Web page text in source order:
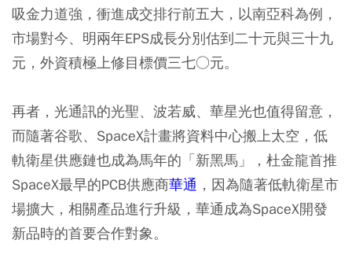
吸金力道強，衝進成交排行前五大，以南亞科為例，
市場對今、明兩年EPS成長分別估到二十元與三十九
元，外資積極上修目標價三七○元。
再者，光通訊的光聖、波若威、華星光也值得留意，
而隨著谷歌、SpaceX計畫將資料中心搬上太空，低
軌衛星供應鏈也成為馬年的「新黑馬」，杜金龍首推
SpaceX最早的PCB供應商華通 ，因為隨著低軌衛星市
場擴大，相關產品進行升級，華通成為SpaceX開發
新品時的首要合作對象。